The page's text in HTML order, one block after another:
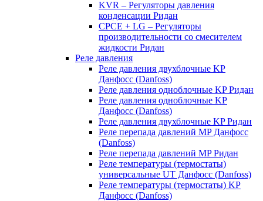
KVR – Регуляторы давления
конденсации Ридан
CPCE + LG – Регуляторы
производительности со смесителем
жидкости Ридан
Реле давления
Реле давления двухблочные KP
Данфосс (Danfoss)
Реле давления одноблочные KP Ридан
Реле давления одноблочные KP
Данфосс (Danfoss)
Реле давления двухблочные KP Ридан
Реле перепада давлений MP Данфосс
(Danfoss)
Реле перепада давлений MP Ридан
Реле температуры (термостаты)
универсальные UT Данфосс (Danfoss)
Реле температуры (термостаты) KP
Данфосс (Danfoss)